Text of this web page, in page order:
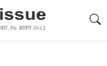
१७ श्रावण २०८३